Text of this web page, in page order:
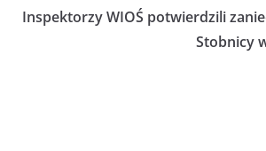
Inspektorzy WIOŚ potwierdzili
Stobnicy